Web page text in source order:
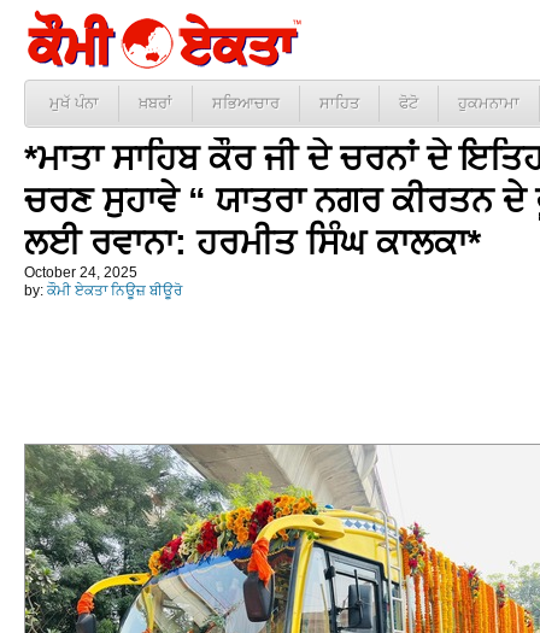
ਮੁਖੱ ਪੰਨਾ ਖ਼ਬਰਾਂ ਸਭਿਆਚਾਰ ਸਾਹਿਤ ਫੋਟੋ ਹੁਕਮਨਾਮਾ
*ਮਾਤਾ ਸਾਹਿਬ ਕੌਰ ਜੀ ਦੇ ਚਰਨਾਂ ਦੇ
ਚਰਣ ਸੁਹਾਵੇ “ ਯਾਤਰਾ ਨਗਰ ਕੀਰਤਨ ਦੇ
ਲਈ ਰਵਾਨਾ: ਹਰਮੀਤ ਸਿੰਘ ਕਾਲਕਾ*
October 24, 2025
by: ਕੌਮੀ ਏਕਤਾ ਨਿਊਜ਼ ਬੀਊਰੋ